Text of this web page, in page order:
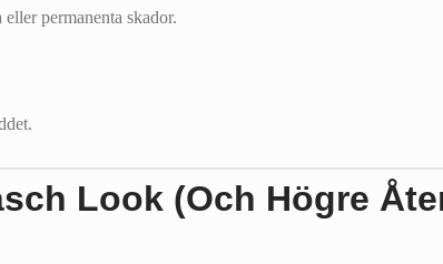
permanenta skador.
Look (Och Högre